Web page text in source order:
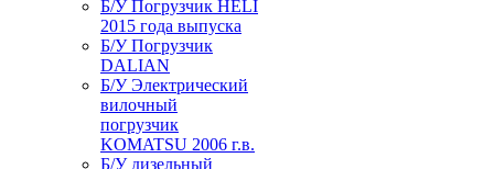
Б/У Погрузчик HELI
2015 года выпуска
Б/У Погрузчик
DALIAN
Б/У Электрический
вилочный
погрузчик
KOMATSU 2006 г.в.
Б/У дизельный